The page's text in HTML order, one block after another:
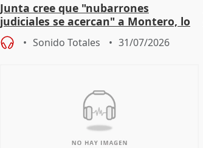
Junta cree que "nubarrones
judiciales se acercan" a Montero, lo
que la lleva a estar en el "ruido pe
Sonido Totales 31/07/2026